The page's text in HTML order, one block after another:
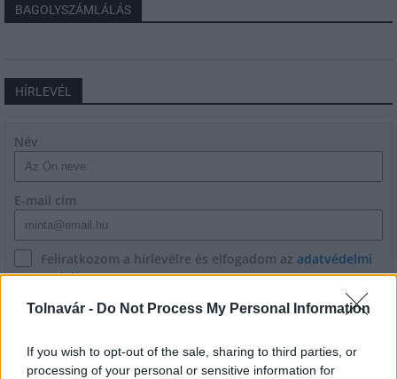
Tolnavár - Do Not Process My Personal Information
If you wish to opt-out of the sale, sharing to third parties, or
processing of your personal or sensitive information for
BAGOLYSZÁMLÁLÁS
HÍRLEVÉL
Név
E-mail cím
Feliratkozom a hírlevélre és elfogadom az adatvédelmi
szabályzatot!
FELIRATKOZÁS